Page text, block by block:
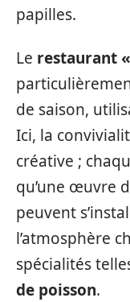
papilles.
Le restaurant
de saison,
Ici, la
créative ;
qu’une œuvre
peuvent
l’atmosphère
spécialités
de poisson.